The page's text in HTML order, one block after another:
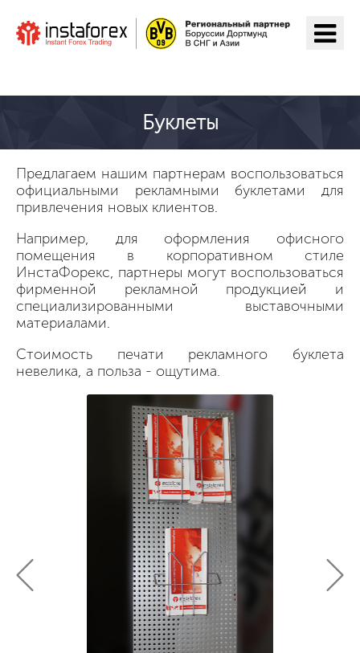
Буклеты
Предлагаем нашим партнерам воспользоваться
официальными рекламными буклетами для
привлечения новых клиентов.
Например, для оформления офисного
помещения в корпоративном стиле
ИнстаФорекс, партнеры могут воспользоваться
фирменной рекламной продукцией и
специализированными выставочными
материалами.
Стоимость печати рекламного буклета
невелика, а польза - ощутима.